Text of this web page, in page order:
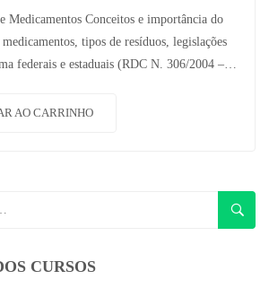
Medicamentos Conceitos e importância do
tipos de resíduos, legislações
federais e estaduais (RDC N. 306/2004 –
AO CARRINHO
CURSOS